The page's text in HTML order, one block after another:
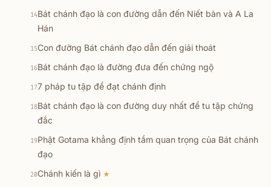
14Bát chánh đạo là con đường dẫn đến Niết bàn và A La
Hán
15Con đường Bát chánh đạo dẫn đến giải thoát
16Bát chánh đạo là đường đưa đến chứng ngộ
177 pháp tu tập để đạt chánh định
18Bát chánh đạo là con đường duy nhất để tu tập chứng
đắc
19Phật Gotama khẳng định tầm quan trọng của Bát chánh
đạo
20Chánh kiến là gì ★